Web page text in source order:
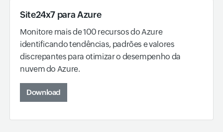
Site24x7 para Azure
Monitore mais de 100 recursos do Azure
identificando tendências, padrões e valores
discrepantes para otimizar o desempenho da
nuvem do Azure.
Download